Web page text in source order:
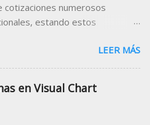
cotizaciones numerosos
estando estos
valor de indicadores, datos
rating etc.) Para el Mercado
muestra porcentualmente la
la apertura con respecto al
LEER MÁS
en Visual Chart